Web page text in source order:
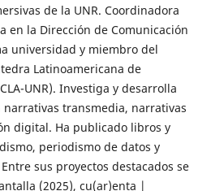
de la UNR. Coordinadora
en la Dirección de Comunicación
universidad y miembro del
Latinoamericana de
UNR). Investiga y desarrolla
narrativas transmedia, narrativas
digital. Ha publicado libros y
periodismo de datos y
sus proyectos destacados se
(2025), cu(ar)enta |